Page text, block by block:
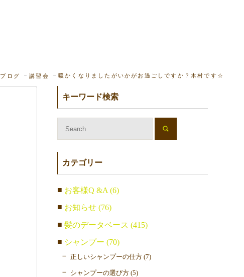
ブログ 講習会 暖かくなりましたがいかがお過ごしですか？木村です☆
キーワード検索
カテゴリー
お客様Q &A (6)
お知らせ (76)
髪のデータベース (415)
シャンプー (70)
正しいシャンプーの仕方 (7)
シャンプーの選び方 (5)